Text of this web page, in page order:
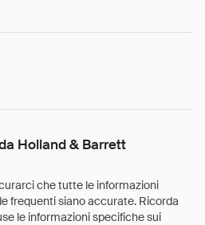
Holland & Barrett
che tutte le informazioni
frequenti siano accurate. Ricorda
le informazioni specifiche sui